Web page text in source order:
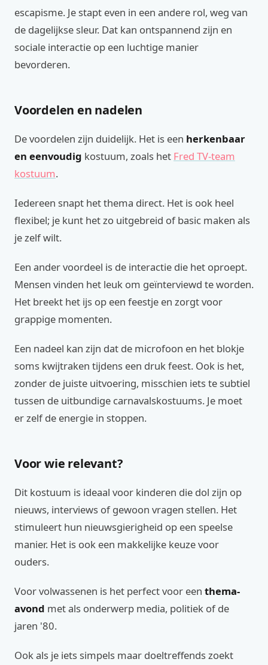
escapisme. Je stapt even in een andere rol, weg van
de dagelijkse sleur. Dat kan ontspannend zijn en
sociale interactie op een luchtige manier
bevorderen.
Voordelen en nadelen
De voordelen zijn duidelijk. Het is een herkenbaar
en eenvoudig kostuum, zoals het Fred TV-team
kostuum.
Iedereen snapt het thema direct. Het is ook heel
flexibel; je kunt het zo uitgebreid of basic maken als
je zelf wilt.
Een ander voordeel is de interactie die het oproept.
Mensen vinden het leuk om geïnterviewd te worden.
Het breekt het ijs op een feestje en zorgt voor
grappige momenten.
Een nadeel kan zijn dat de microfoon en het blokje
soms kwijtraken tijdens een druk feest. Ook is het,
zonder de juiste uitvoering, misschien iets te subtiel
tussen de uitbundige carnavalskostuums. Je moet
er zelf de energie in stoppen.
Voor wie relevant?
Dit kostuum is ideaal voor kinderen die dol zijn op
nieuws, interviews of gewoon vragen stellen. Het
stimuleert hun nieuwsgierigheid op een speelse
manier. Het is ook een makkelijke keuze voor
ouders.
Voor volwassenen is het perfect voor een thema-
avond met als onderwerp media, politiek of de
jaren '80.
Ook als je iets simpels maar doeltreffends zoekt